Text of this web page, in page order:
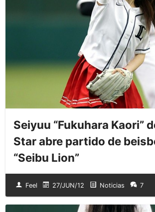
Seiyuu “Fukuhara Kaori”
Star abre partido de
“Seibu Lion”
Feel 27/JUN/12 Noticias 7